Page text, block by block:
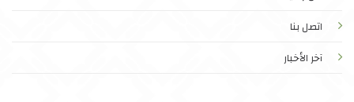
اتصل بنا
آخر الأخبار